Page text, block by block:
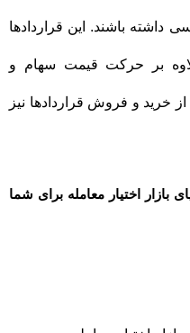
داشته باشند. این قراردادها
بر حرکت قیمت سهام و
خرید و فروش قراردادها نیز
بازار اختیار معامله برای شما